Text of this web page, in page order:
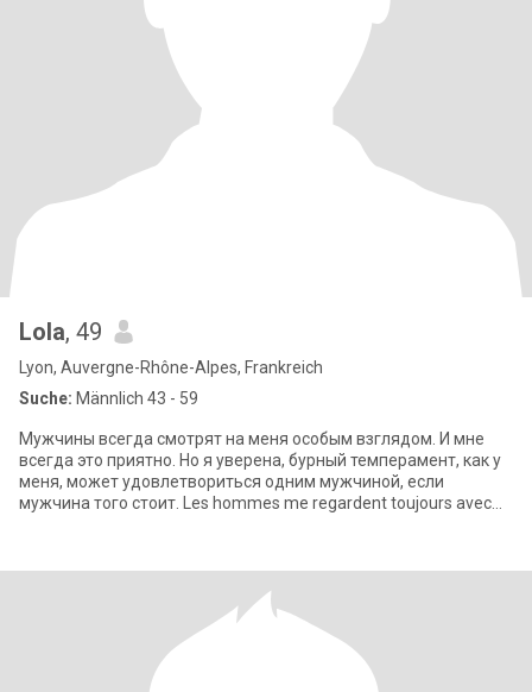
Lola, 49
Lyon, Auvergne-Rhône-Alpes, Frankreich
Suche: Männlich 43 - 59
Мужчины всегда смотрят на меня особым взглядом. И мне
всегда это приятно. Но я уверена, бурный темперамент, как у
меня, может удовлетвориться одним мужчиной, если
мужчина того стоит. Les hommes me regardent toujours avec